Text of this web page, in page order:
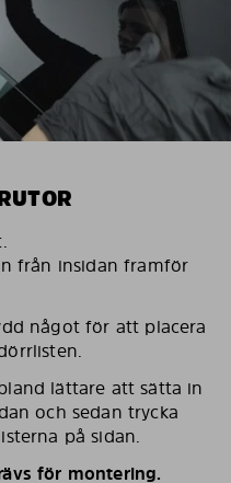
från insidan framför
något för att placera
lättare att sätta in
och sedan trycka
på sidan.
för montering.